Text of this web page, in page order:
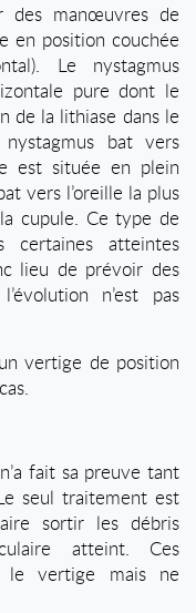
des manœuvres de
en position couchée
Le nystagmus
pure dont le
de la lithiase dans le
bat vers
est située en plein
vers l’oreille la plus
cupule. Ce type de
certaines atteintes
lieu de prévoir des
n’est pas
vertige de position
fait sa preuve tant
seul traitement est
sortir les débris
atteint. Ces
le vertige mais ne